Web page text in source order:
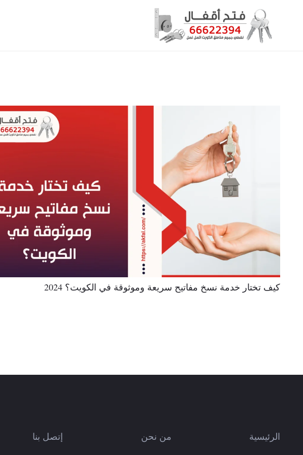
كيف تختار خدمة نسخ مفاتيح سريعة وموثوقة في الكويت؟ 2024
الرئيسية من نحن إتصل بنا